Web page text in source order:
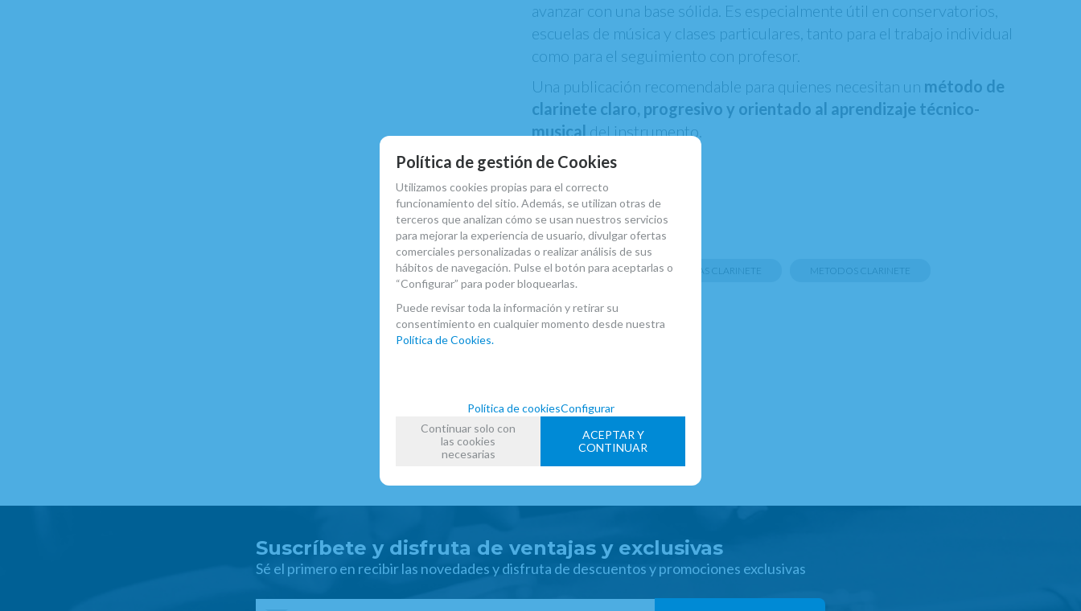
avanzar con una base sólida. Es especialmente útil en conservatorios,
escuelas de música y clases particulares, tanto para el trabajo individual
como para el seguimiento con profesor.
Una publicación recomendable para quienes necesitan un método de
clarinete claro, progresivo y orientado al aprendizaje técnico-
musicaldel instrumento.
MARCA
EDITIONS COMBRE
FAMILIAS RELACIONADAS
PARTITURAS PARTITURAS CLARINETE METODOS CLARINETE
FECHA DE LANZAMIENTO
Sábado, 23 Mayo 2026
Suscríbete y disfruta de ventajas y exclusivas
Sé el primero en recibir las novedades y disfruta de descuentos y promociones exclusivas
Política de gestión de Cookies
Utilizamos cookies propias para el correcto
funcionamiento del sitio. Además, se utilizan otras de
terceros que analizan cómo se usan nuestros servicios
para mejorar la experiencia de usuario, divulgar ofertas
comerciales personalizadas o realizar análisis de sus
hábitos de navegación. Pulse el botón para aceptarlas o
“Configurar” para poder bloquearlas.
Puede revisar toda la información y retirar su
consentimiento en cualquier momento desde nuestra
Política de Cookies.
Política de cookiesConfigurar
Continuar solo con
las cookies
necesarias
ACEPTAR Y
CONTINUAR